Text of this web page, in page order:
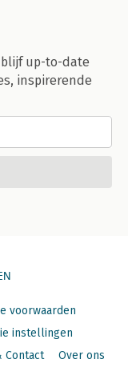
up-to-date
inspirerende
voorwaarden
instellingen
Contact Over ons